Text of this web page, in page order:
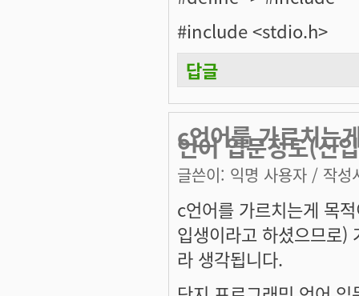
#include <stdio.h>
답글
c언어를 가르치는
언어 입문정도(신
글쓴이: 익명 사용자 / 작성
c언어를 가르치는게 목
입생이라고 하셨으므로)
라 생각됩니다.